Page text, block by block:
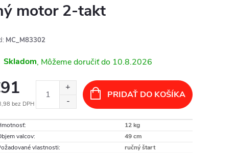
motor 2-takt
MC_M83302
Skladom 10.8.2026
bez DPH
PRIDAŤ DO KOŠÍKA
:
12 kg
valcov:
49 cm
vlastnosti:
ručný štart